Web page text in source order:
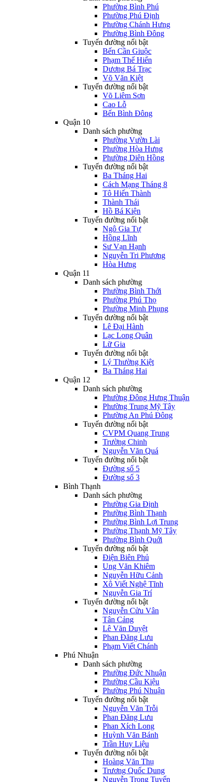
Phường Bình Phú
Phường Phú Định
Phường Chánh Hưng
Phường Bình Đông
Tuyến đường nổi bật
Bến Cần Giuộc
Phạm Thế Hiển
Dương Bá Trạc
Võ Văn Kiệt
Tuyến đường nổi bật
Võ Liêm Sơn
Cao Lỗ
Bến Bình Đông
Quận 10
Danh sách phường
Phường Vườn Lài
Phường Hòa Hưng
Phường Diên Hồng
Tuyến đường nổi bật
Ba Tháng Hai
Cách Mạng Tháng 8
Tô Hiến Thành
Thành Thái
Hồ Bá Kiện
Tuyến đường nổi bật
Ngô Gia Tự
Hồng Lĩnh
Sư Vạn Hạnh
Nguyễn Tri Phương
Hòa Hưng
Quận 11
Danh sách phường
Phường Bình Thới
Phường Phú Thọ
Phường Minh Phụng
Tuyến đường nổi bật
Lê Đại Hành
Lạc Long Quân
Lữ Gia
Tuyến đường nổi bật
Lý Thường Kiệt
Ba Tháng Hai
Quận 12
Danh sách phường
Phường Đông Hưng Thuận
Phường Trung Mỹ Tây
Phường An Phú Đông
Tuyến đường nổi bật
CVPM Quang Trung
Trường Chinh
Nguyễn Văn Quá
Tuyến đường nổi bật
Đường số 5
Đường số 3
Bình Thạnh
Danh sách phường
Phường Gia Định
Phường Bình Thạnh
Phường Bình Lợi Trung
Phường Thạnh Mỹ Tây
Phường Bình Quới
Tuyến đường nổi bật
Điện Biên Phủ
Ung Văn Khiêm
Nguyễn Hữu Cảnh
Xô Viết Nghệ Tĩnh
Nguyễn Gia Trí
Tuyến đường nổi bật
Nguyễn Cửu Vân
Tân Cảng
Lê Văn Duyệt
Phan Đăng Lưu
Phạm Viết Chánh
Phú Nhuận
Danh sách phường
Phường Đức Nhuận
Phường Cầu Kiệu
Phường Phú Nhuận
Tuyến đường nổi bật
Nguyễn Văn Trỗi
Phan Đăng Lưu
Phan Xích Long
Huỳnh Văn Bánh
Trần Huy Liệu
Tuyến đường nổi bật
Hoàng Văn Thụ
Trương Quốc Dung
Nguyễn Trọng Tuyển